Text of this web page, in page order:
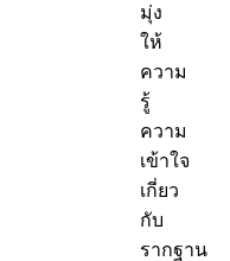
มุ่ง
ให้
ความ
รู้
ความ
เข้าใจ
เกี่ยว
กับ
รากฐาน